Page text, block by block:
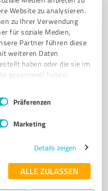
Website zu analysieren.
zu Ihrer Verwendung
für soziale Medien,
Partner führen diese
weiteren Daten
haben oder die sie im
gesammelt haben.
Präferenzen
Marketing
Details zeigen
ALLE ZULASSEN
ITALIENISCHE KÜCHE
PIZZA GASTFREUNDSCHAFT
ERFAHRUNG